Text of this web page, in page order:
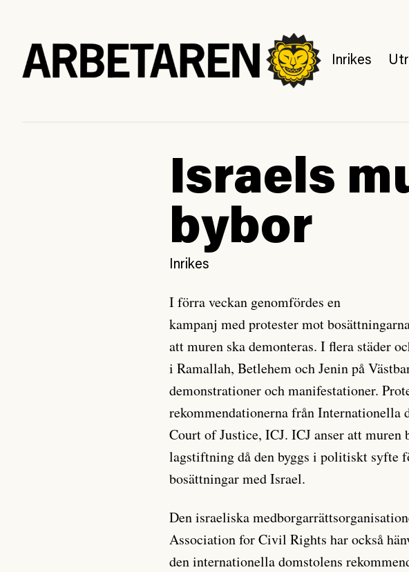
Inrikes
Israels
bybor
Inrikes
I förra veckan genomfördes en
kampanj med protester mot
att muren ska demonteras. I flera städer
i Ramallah, Betlehem och Jenin på
demonstrationer och manifestationer.
rekommendationerna från Internationella
Court of Justice, ICJ. ICJ anser att
lagstiftning då den byggs i politiskt syfte
bosättningar med Israel.
Den israeliska
Association for Civil Rights har också
den internationella domstolens